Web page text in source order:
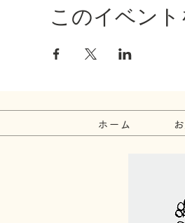
このイベン
ホーム